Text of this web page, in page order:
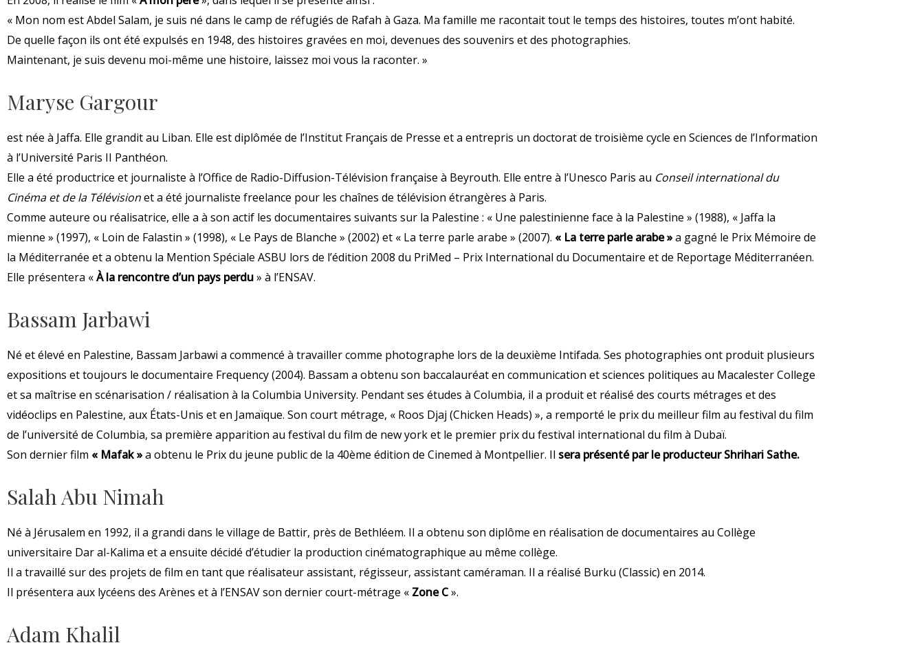
« Mon nom est Abdel Salam, je suis né dans le camp de réfugiés de Rafah à Gaza. Ma famille me racontait tout le temps des histoires, toutes m’ont habité.
De quelle façon ils ont été expulsés en 1948, des histoires gravées en moi, devenues des souvenirs et des photographies.
Maintenant, je suis devenu moi-même une histoire, laissez moi vous la raconter. »
Maryse Gargour
est née à Jaffa. Elle grandit au Liban. Elle est diplômée de l’Institut Français de Presse et a entrepris un doctorat de troisième cycle en Sciences de l’Information
à l’Université Paris II Panthéon.
Elle a été productrice et journaliste à l’Office de Radio-Diffusion-Télévision française à Beyrouth. Elle entre à l’Unesco Paris au Conseil international du
Cinéma et de la Télévisionet a été journaliste freelance pour les chaînes de télévision étrangères à Paris.
Comme auteure ou réalisatrice, elle a à son actif les documentaires suivants sur la Palestine : « Une palestinienne face à la Palestine » (1988), « Jaffa la
mienne » (1997), « Loin de Falastin » (1998), « Le Pays de Blanche » (2002) et « La terre parle arabe » (2007). « La terre parle arabe »a gagné le Prix Mémoire de
la Méditerranée et a obtenu la Mention Spéciale ASBU lors de l’édition 2008 du PriMed – Prix International du Documentaire et de Reportage Méditerranéen.
Elle présentera «À la rencontre d’un pays perdu» à l’ENSAV.
Bassam Jarbawi
Né et élevé en Palestine, Bassam Jarbawi a commencé à travailler comme photographe lors de la deuxième Intifada. Ses photographies ont produit plusieurs
expositions et toujours le documentaire Frequency (2004). Bassam a obtenu son baccalauréat en communication et sciences politiques au Macalester College
et sa maîtrise en scénarisation / réalisation à la Columbia University. Pendant ses études à Columbia, il a produit et réalisé des courts métrages et des
vidéoclips en Palestine, aux États-Unis et en Jamaïque. Son court métrage, « Roos Djaj (Chicken Heads) », a remporté le prix du meilleur film au festival du film
de l’université de Columbia, sa première apparition au festival du film de new york et le premier prix du festival international du film à Dubaï.
Son dernier film « Mafak »a obtenu le Prix du jeune public de la 40ème édition de Cinemed à Montpellier. Il sera présenté par le producteur Shrihari Sathe.
Salah Abu Nimah
Né à Jérusalem en 1992, il a grandi dans le village de Battir, près de Bethléem. Il a obtenu son diplôme en réalisation de documentaires au Collège
universitaire Dar al-Kalima et a ensuite décidé d’étudier la production cinématographique au même collège.
Il a travaillé sur des projets de film en tant que réalisateur assistant, régisseur, assistant caméraman. Il a réalisé Burku (Classic) en 2014.
Il présentera aux lycéens des Arènes et à l’ENSAV son dernier court-métrage « Zone C».
Adam Khalil